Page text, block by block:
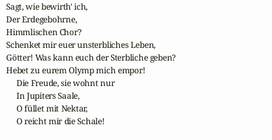
Sagt, wie bewirth' ich,
Der Erdegebohrne,
Himmlischen Chor?
Schenket mir euer unsterbliches Leben,
Götter! Was kann euch der Sterbliche geben?
Hebet zu eurem Olymp mich empor!
     Die Freude, sie wohnt nur
     In Jupiters Saale,
     O füllet mit Nektar,
     O reicht mir die Schale!